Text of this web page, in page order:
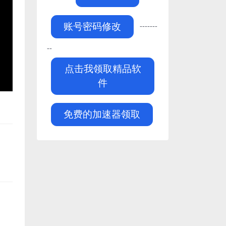
账号密码修改 -------
--
点击我领取精品软
件
免费的加速器领取